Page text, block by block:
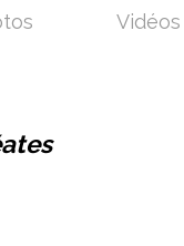
Vidéos